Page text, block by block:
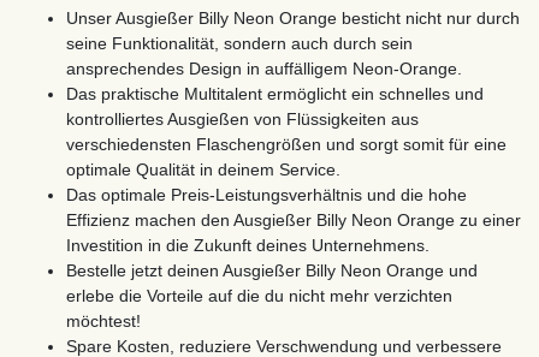
Unser Ausgießer Billy Neon Orange besticht nicht nur durch
seine Funktionalität, sondern auch durch sein
ansprechendes Design in auffälligem Neon-Orange.
Das praktische Multitalent ermöglicht ein schnelles und
kontrolliertes Ausgießen von Flüssigkeiten aus
verschiedensten Flaschengrößen und sorgt somit für eine
optimale Qualität in deinem Service.
Das optimale Preis-Leistungsverhältnis und die hohe
Effizienz machen den Ausgießer Billy Neon Orange zu einer
Investition in die Zukunft deines Unternehmens.
Bestelle jetzt deinen Ausgießer Billy Neon Orange und
erlebe die Vorteile auf die du nicht mehr verzichten
möchtest!
Spare Kosten, reduziere Verschwendung und verbessere